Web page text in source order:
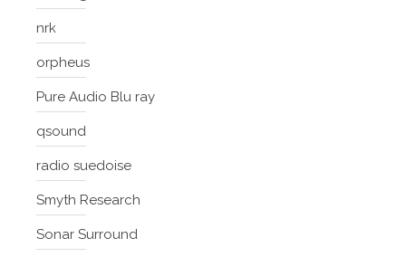
nrk
orpheus
Pure Audio Blu ray
qsound
radio suedoise
Smyth Research
Sonar Surround